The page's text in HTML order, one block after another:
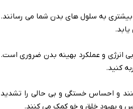
به سلول های بدن شما می رسانند.
انرژی و عملکرد بهینه بدن ضروری است.
کنید.
و احساس خستگی و بی حالی را تشدید
و بهبود خلق و خو کمک می کنند.